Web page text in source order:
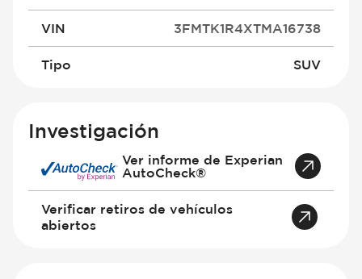
VIN 3FMTK1R4XTMA16738
Tipo SUV
Investigación
Ver informe de Experian
AutoCheck®
Verificar retiros de vehículos
abiertos